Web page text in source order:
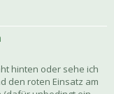
hinten oder sehe ich
den roten Einsatz am